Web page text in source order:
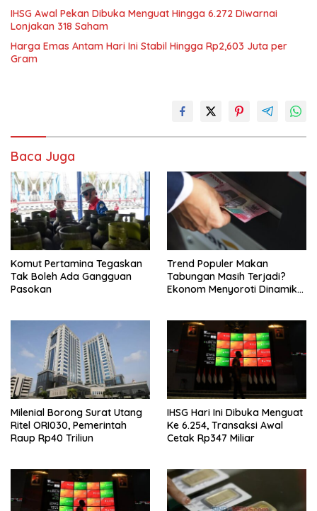
IHSG Awal Pekan Dibuka Menguat Hingga 6.272 Diwarnai
Lonjakan 318 Saham
Harga Emas Antam Hari Ini Stabil Hingga Rp2,603 Juta per
Gram
Baca Juga
Komut Pertamina Tegaskan
Tak Boleh Ada Gangguan
Pasokan
Trend Populer Makan
Tabungan Masih Terjadi?
Ekonom Menyoroti Dinamika
Milenial Borong Surat Utang
Ritel ORI030, Pemerintah
Raup Rp40 Triliun
IHSG Hari Ini Dibuka Menguat
Ke 6.254, Transaksi Awal
Cetak Rp347 Miliar